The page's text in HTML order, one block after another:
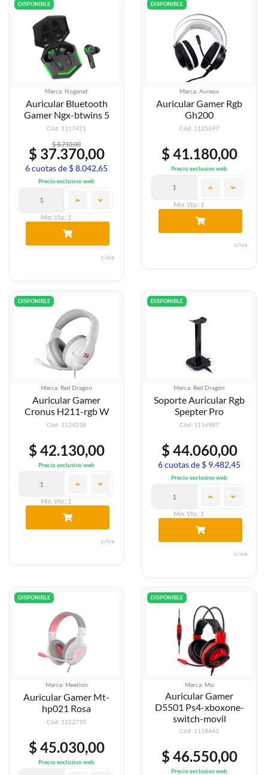
DISPONIBLE
Marca: Noganet
Auricular Bluetooth
Gamer Ngx-btwins 5
Cód: 1117421
$ 8.710,00
$ 37.370,00
6 cuotas de $ 8.042,65
Precio exclusivo web
Min. Vta.: 1
c/iva
DISPONIBLE
Marca: Aureox
Auricular Gamer Rgb
Gh200
Cód: 1125697
$ 41.180,00
Precio exclusivo web
Min. Vta.: 1
c/iva
DISPONIBLE
Marca: Red Dragon
Auricular Gamer
Cronus H211-rgb W
Cód: 1124218
$ 42.130,00
Precio exclusivo web
Min. Vta.: 1
c/iva
DISPONIBLE
Marca: Red Dragon
Soporte Auricular Rgb
Spepter Pro
Cód: 1116987
$ 44.060,00
6 cuotas de $ 9.482,45
Precio exclusivo web
Min. Vta.: 1
c/iva
DISPONIBLE
Marca: Meetion
Auricular Gamer Mt-
hp021 Rosa
Cód: 1122710
$ 45.030,00
Precio exclusivo web
DISPONIBLE
Marca: Msi
Auricular Gamer
D5501 Ps4-xboxone-
switch-movil
Cód: 1118643
$ 46.550,00
Precio exclusivo web